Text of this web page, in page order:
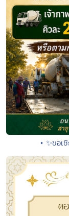
• ✨ขอ